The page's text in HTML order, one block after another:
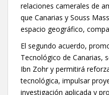
relaciones camerales de
que Canarias y Souss
espacio geográfico,
El segundo acuerdo,
Tecnológico de Canarias,
Ibn Zohr y permitirá
tecnológica, impulsar
investigación aplicada y